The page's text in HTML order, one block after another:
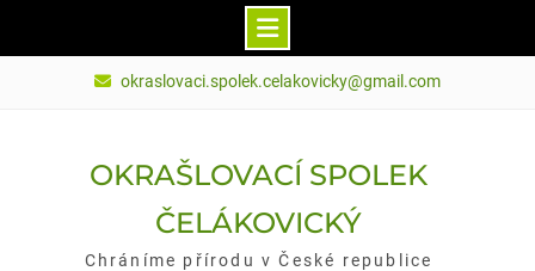
okraslovaci.spolek.celakovicky@gmail.com
OKRAŠLOVACÍ SPOLEK
ČELÁKOVICKÝ
Chráníme přírodu v České republice